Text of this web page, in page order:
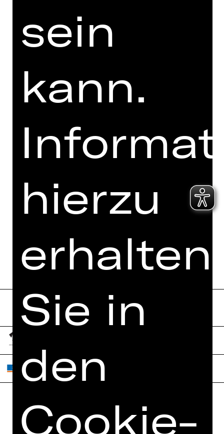
Ich bin mit den
Abo-Bedingungen
einverstanden.
Datenschutzbestimmungen
Hier sind 3 Wörter zu sehen.
balle te
hea r l
pie la
s p n
Bestellung jetzt absenden
Home
Jobs
sein
kann.
hierzu
erhalten
Sie in
den
Cookie-